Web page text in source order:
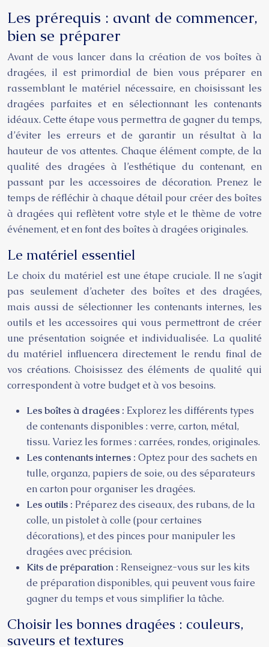
Les prérequis : avant de commencer,
bien se préparer
Avant de vous lancer dans la création de vos boîtes à
dragées, il est primordial de bien vous préparer en
rassemblant le matériel nécessaire, en choisissant les
dragées parfaites et en sélectionnant les contenants
idéaux. Cette étape vous permettra de gagner du temps,
d’éviter les erreurs et de garantir un résultat à la
hauteur de vos attentes. Chaque élément compte, de la
qualité des dragées à l’esthétique du contenant, en
passant par les accessoires de décoration. Prenez le
temps de réfléchir à chaque détail pour créer des boîtes
à dragées qui reflètent votre style et le thème de votre
événement, et en font des boîtes à dragées originales.
Le matériel essentiel
Le choix du matériel est une étape cruciale. Il ne s’agit
pas seulement d’acheter des boîtes et des dragées,
mais aussi de sélectionner les contenants internes, les
outils et les accessoires qui vous permettront de créer
une présentation soignée et individualisée. La qualité
du matériel influencera directement le rendu final de
vos créations. Choisissez des éléments de qualité qui
correspondent à votre budget et à vos besoins.
Les boîtes à dragées : Explorez les différents types
de contenants disponibles : verre, carton, métal,
tissu. Variez les formes : carrées, rondes, originales.
Les contenants internes : Optez pour des sachets en
tulle, organza, papiers de soie, ou des séparateurs
en carton pour organiser les dragées.
Les outils : Préparez des ciseaux, des rubans, de la
colle, un pistolet à colle (pour certaines
décorations), et des pinces pour manipuler les
dragées avec précision.
Kits de préparation : Renseignez-vous sur les kits
de préparation disponibles, qui peuvent vous faire
gagner du temps et vous simplifier la tâche.
Choisir les bonnes dragées : couleurs,
saveurs et textures